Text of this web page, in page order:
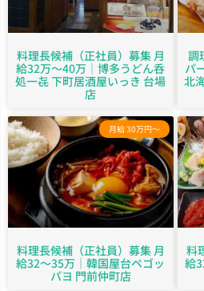
料理長候補（正社員）募集 月
給32万～40万｜博多うどん呑
処一㐂 下町居酒屋いっき 台場
店
調
パ
北
月給 30万円～
料理長候補（正社員）募集 月
給32～35万｜韓国屋台ペゴッ
パヨ 門前仲町店
料
給